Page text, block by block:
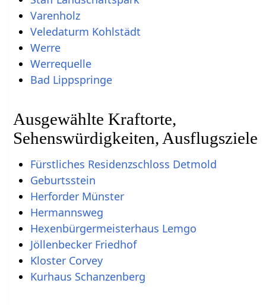
Varenholz‏‎
Werre‏‎
Werrequelle‏‎
Bad Lippspringe‏‎
Ausgewählte Kraftorte,
Sehenswürdigkeiten, Ausflugsziele
Fürstliches Residenzschloss Detmold
Geburtsstein
Herforder Münster
Hermannsweg
Hexenbürgermeisterhaus Lemgo
Jöllenbecker Friedhof
Kloster Corvey
Kurhaus Schanzenberg